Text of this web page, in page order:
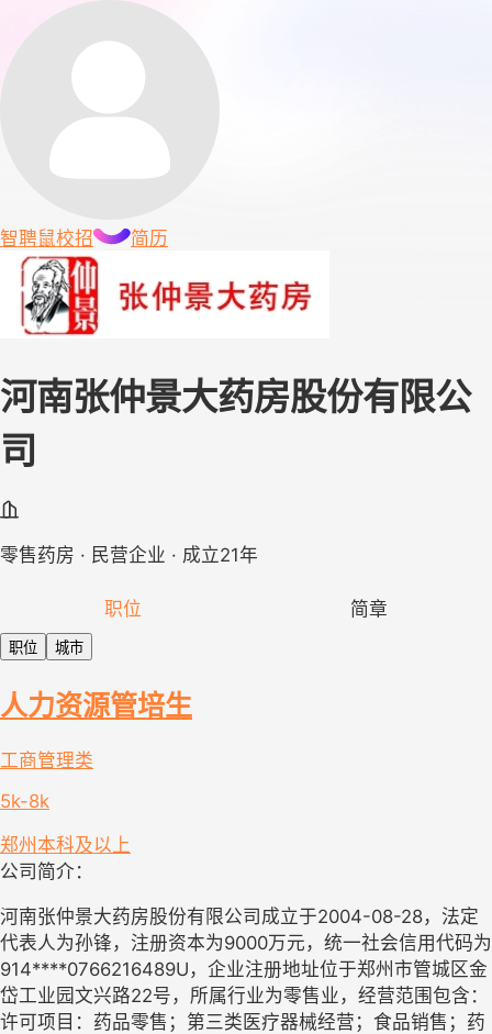
智聘鼠校招 简历
河南张仲景大药房股份有限公
司
零售药房 · 民营企业 · 成立21年
职位 简章
职位 城市
人力资源管培生
工商管理类
5k-8k
郑州 本科及以上
公司简介：
河南张仲景大药房股份有限公司成立于2004-08-28，法定
代表人为孙锋，注册资本为9000万元，统一社会信用代码为
914****0766216489U，企业注册地址位于郑州市管城区金
岱工业园文兴路22号，所属行业为零售业，经营范围包含：
许可项目：药品零售；第三类医疗器械经营；食品销售；药